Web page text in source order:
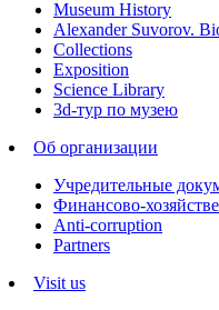
Museum History
Alexander Suvorov.
Collections
Exposition
Science Library
3d-тур по музею
Об организации
Учредительные
Финансово-
Anti-corruption
Partners
Visit us